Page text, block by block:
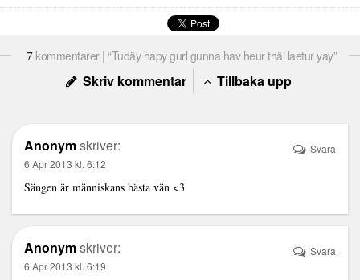
7kommentarer | “Tudäy hapy gurl gunna hav heur thäi laetur yay”
Skriv kommentar Tillbaka upp
Anonymskriver:
6 Apr 2013 kl. 6:12
Sängen är människans bästa vän <3
Svara
Anonymskriver:
6 Apr 2013 kl. 6:19
Svara